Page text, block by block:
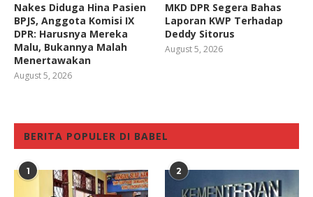
Nakes Diduga Hina Pasien
BPJS, Anggota Komisi IX
DPR: Harusnya Mereka
Malu, Bukannya Malah
Menertawakan
August 5, 2026
MKD DPR Segera Bahas
Laporan KWP Terhadap
Deddy Sitorus
August 5, 2026
BERITA POPULER DI BABEL
1 2